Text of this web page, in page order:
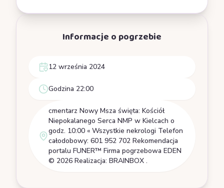
Informacje o pogrzebie
12 września 2024
Godzina 22:00
cmentarz Nowy Msza święta: Kościół
Niepokalanego Serca NMP w Kielcach o
godz. 10:00 « Wszystkie nekrologi Telefon
całodobowy: 601 952 702 Rekomendacja
portalu FUNER™ Firma pogrzebowa EDEN
© 2026 Realizacja: BRAINBOX .